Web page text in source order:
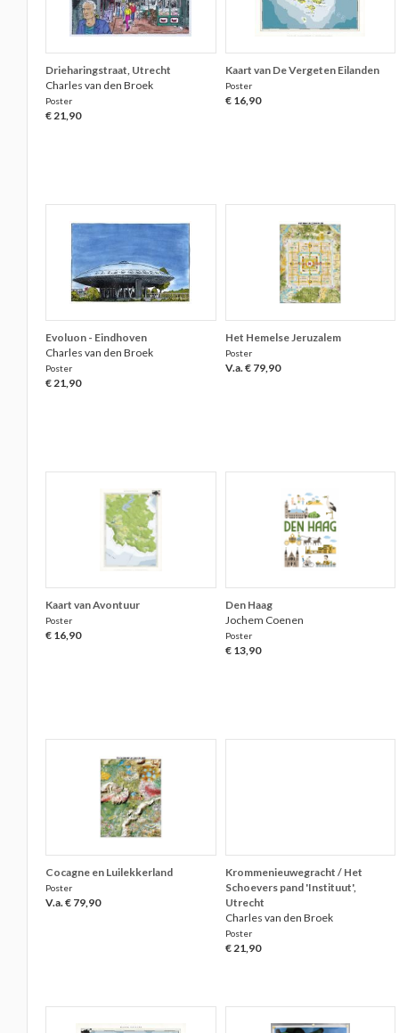
Drieharingstraat, Utrecht
Charles van den Broek
Poster
€ 21,90
Kaart van De Vergeten Eilanden
Poster
€ 16,90
Evoluon - Eindhoven
Charles van den Broek
Poster
€ 21,90
Het Hemelse Jeruzalem
Poster
V.a. € 79,90
Kaart van Avontuur
Poster
€ 16,90
Den Haag
Jochem Coenen
Poster
€ 13,90
Cocagne en Luilekkerland
Poster
V.a. € 79,90
Krommenieuwegracht / Het
Schoevers pand 'Instituut',
Utrecht
Charles van den Broek
Poster
€ 21,90